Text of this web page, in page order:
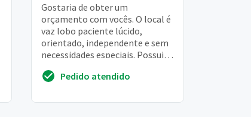
Gostaria de obter um
orçamento com vocês. O local é
vaz lobo paciente lúcido,
orientado, independente e sem
necessidades especiais. Possui
relacionadas a deambulação
Pedido atendido